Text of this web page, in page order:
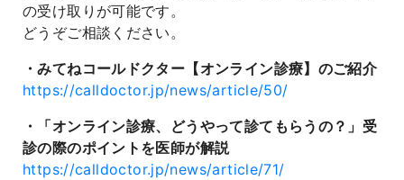
の受け取りが可能です。
どうぞご相談ください。
・みてねコールドクター【オンライン診療】のご紹介
https://calldoctor.jp/news/article/50/
・「オンライン診療、どうやって診てもらうの？」受
診の際のポイントを医師が解説
https://calldoctor.jp/news/article/71/